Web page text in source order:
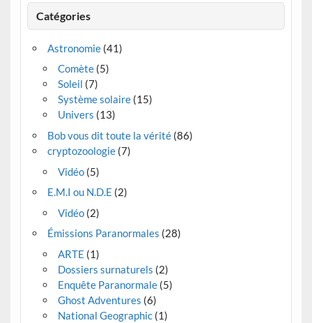
Catégories
Astronomie(41)
Comète(5)
Soleil (7)
Système solaire(15)
Univers (13)
Bob vous dit toute la vérité(86)
cryptozoologie(7)
Vidéo(5)
E.M.I ou N.D.E (2)
Vidéo(2)
Émissions Paranormales (28)
ARTE (1)
Dossiers surnaturels (2)
Enquête Paranormale(5)
Ghost Adventures (6)
National Geographic(1)